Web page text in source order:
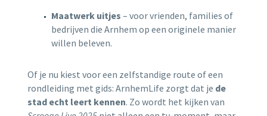
Maatwerk uitjes – voor vrienden, families of
bedrijven die Arnhem op een originele manier
willen beleven.
Of je nu kiest voor een zelfstandige route of een
rondleiding met gids: ArnhemLife zorgt dat je de
stad echt leert kennen. Zo wordt het kijken van